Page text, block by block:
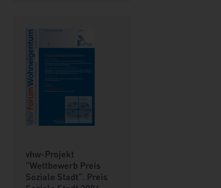
vhw-Projekt
"Wettbewerb Preis
Soziale Stadt". Preis